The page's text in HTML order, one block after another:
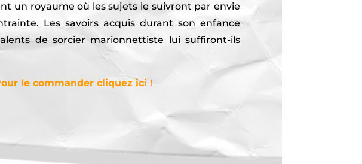
un royaume où les sujets le suivront par envie
Les savoirs acquis durant son enfance
de sorcier marionnettiste lui suffiront-ils
le commander cliquez ici !